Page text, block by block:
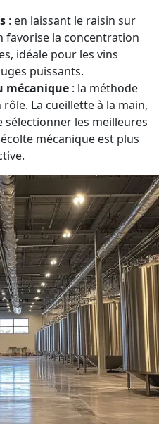
: en laissant le raisin sur
favorise la concentration
idéale pour les vins
puissants.
mécanique : la méthode
La cueillette à la main,
sélectionner les meilleures
mécanique est plus